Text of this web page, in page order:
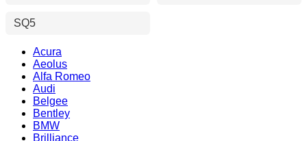
SQ5
Acura
Aeolus
Alfa Romeo
Audi
Belgee
Bentley
BMW
Brilliance